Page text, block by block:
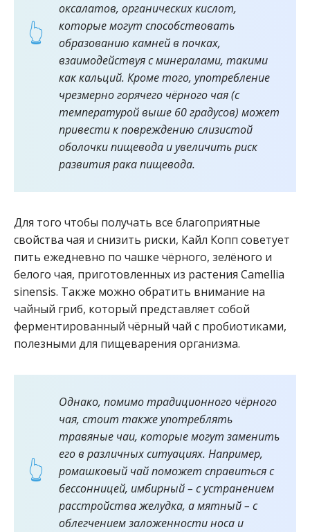
оксалатов, органических кислот,
которые могут способствовать
образованию камней в почках,
взаимодействуя с минералами, такими
как кальций. Кроме того, употребление
чрезмерно горячего чёрного чая (с
температурой выше 60 градусов) может
привести к повреждению слизистой
оболочки пищевода и увеличить риск
развития рака пищевода.
Для того чтобы получать все благоприятные
свойства чая и снизить риски, Кайл Копп советует
пить ежедневно по чашке чёрного, зелёного и
белого чая, приготовленных из растения Camellia
sinensis. Также можно обратить внимание на
чайный гриб, который представляет собой
ферментированный чёрный чай с пробиотиками,
полезными для пищеварения организма.
Однако, помимо традиционного чёрного
чая, стоит также употреблять
травяные чаи, которые могут заменить
его в различных ситуациях. Например,
ромашковый чай поможет справиться с
бессонницей, имбирный – с устранением
расстройства желудка, а мятный – с
облегчением заложенности носа и